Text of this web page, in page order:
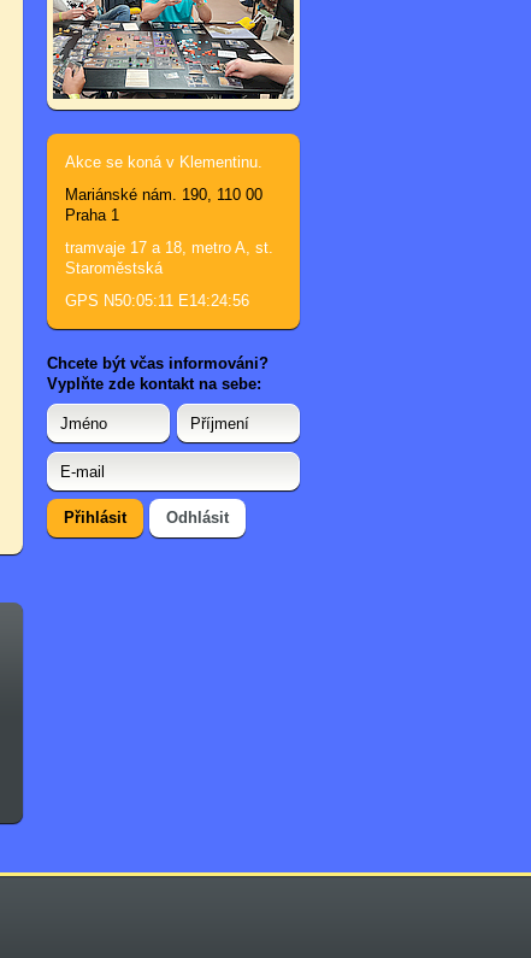
Akce se koná v Klementinu.
Mariánské nám. 190, 110 00
Praha 1
tramvaje 17 a 18, metro A, st.
Staroměstská
GPS N50:05:11 E14:24:56
Chcete být včas informováni?
Vyplňte zde kontakt na sebe: